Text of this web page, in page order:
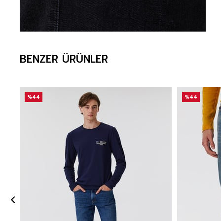
BENZER ÜRÜNLER
%44 %44